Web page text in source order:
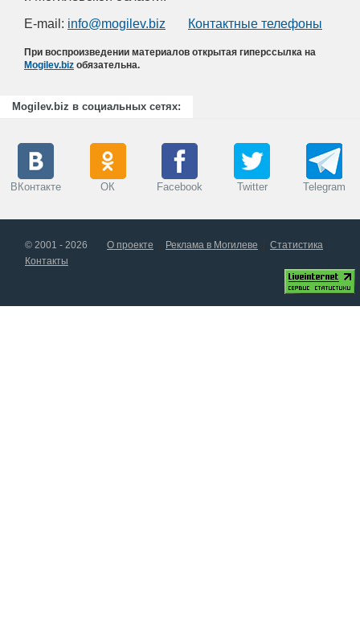
E-mail: info@mogilev.biz Контактные телефоны
При воспроизведении материалов открытая гиперссылка на
Mogilev.biz обязательна.
Mogilev.biz в социальных сетях:
ВКонтакте ОК Facebook Twitter Telegram
© 2001 - 2026 О проекте Реклама в Могилеве
Статистика
Контакты